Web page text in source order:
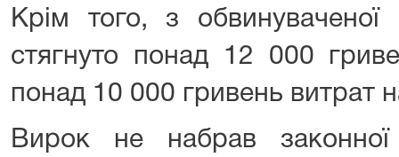
Крім того, з обвинуваченої
стягнуто понад 12 000
понад 10 000 гривень витрат
Вирок не набрав